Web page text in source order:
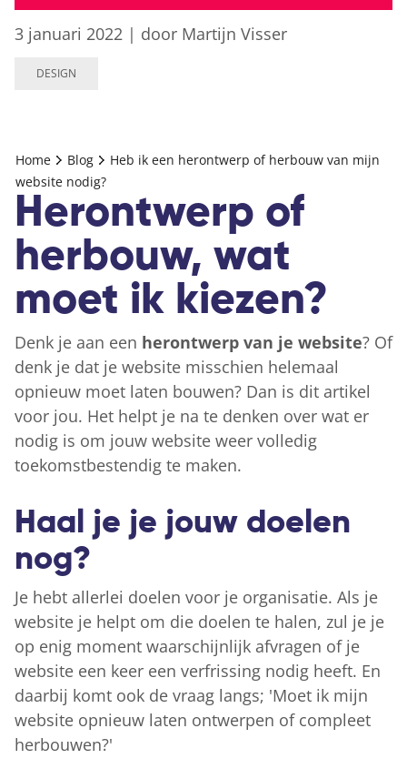
3 januari 2022 | door Martijn Visser
DESIGN
Home Blog
Heb ik een herontwerp of herbouw van mijn
website nodig?
Herontwerp of
herbouw, wat
moet ik kiezen?
Denk je aan een herontwerp van je website? Of
denk je dat je website misschien helemaal
opnieuw moet laten bouwen? Dan is dit artikel
voor jou. Het helpt je na te denken over wat er
nodig is om jouw website weer volledig
toekomstbestendig te maken.
Haal je je jouw doelen
nog?
Je hebt allerlei doelen voor je organisatie. Als je
website je helpt om die doelen te halen, zul je je
op enig moment waarschijnlijk afvragen of je
website een keer een verfrissing nodig heeft. En
daarbij komt ook de vraag langs; 'Moet ik mijn
website opnieuw laten ontwerpen of compleet
herbouwen?'